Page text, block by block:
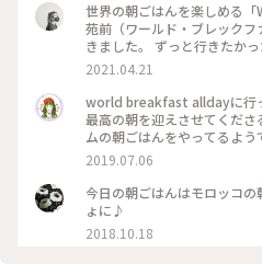
世界の朝ごはんを楽しめる「
苑前（ワールド・ブレック
きました。 ずっと行きたかったのですが、タイミング合わ
ず・・・が続いてしまって、今回念
2021年4月1日〜5月31日ま
をいただいてきました。 昔からトルコで食べられているゴマ
がたくさんついた円形のパ
伝統的に食べられていると
クメズ」とゴマのペーストと
と甘いのかと思っていまし
あう・・・！ 野菜がたっぷり入ったトロトロ食感のトルコ風
スクランブルエッグ「メネ
せない定番メニューだそうです！ これに、羊肉や牛肉
イスで味付けして腸詰めに
2021.04.21
world breakfast alldayに行
最高の朝を迎えさせてくだ
ムの朝ごはんをやってるよ
きました！この揚げたトー
うこと。
2019.07.06
今日の朝ごはんはモロッコ
ょに♪
2018.10.18